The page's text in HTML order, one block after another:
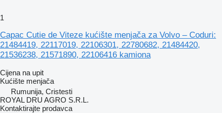
1
Capac Cutie de Viteze kućište menjača za Volvo – Coduri:
21484419, 22117019, 22106301, 22780682, 21484420,
21536238, 21571890, 22106416 kamiona
Cijena na upit
Kućište menjača
Rumunija, Cristesti
ROYAL DRU AGRO S.R.L.
Kontaktirajte prodavca